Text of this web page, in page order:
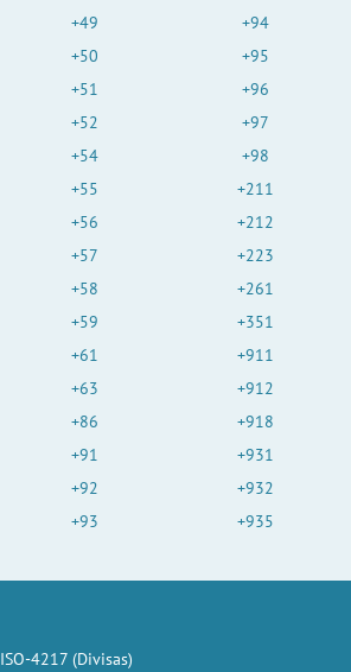
+49
+50
+51
+52
+54
+55
+56
+57
+58
+59
+61
+63
+86
+91
+92
+93
+94
+95
+96
+97
+98
+211
+212
+223
+261
+351
+911
+912
+918
+931
+932
+935
ISO-4217 (Divisas)